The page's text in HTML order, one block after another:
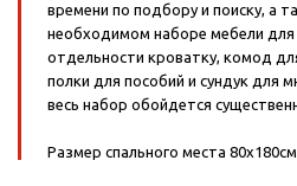
времени по подбору и поиску, а
необходимом наборе мебели для
отдельности кроватку, комод
полки для пособий и сундук для
весь набор обойдется
Размер спального места 80х180см